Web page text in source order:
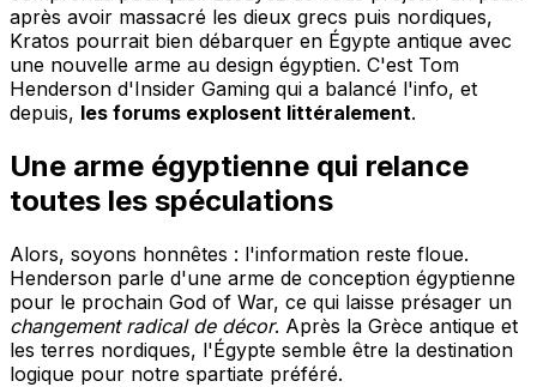
après avoir massacré les dieux grecs puis nordiques,
Kratos pourrait bien débarquer en Égypte antique avec
une nouvelle arme au design égyptien. C'est Tom
Henderson d'Insider Gaming qui a balancé l'info, et
depuis, les forums explosent littéralement.
Une arme égyptienne qui relance
toutes les spéculations
Alors, soyons honnêtes : l'information reste floue.
Henderson parle d'une arme de conception égyptienne
pour le prochain God of War, ce qui laisse présager un
changement radical de décor. Après la Grèce antique et
les terres nordiques, l'Égypte semble être la destination
logique pour notre spartiate préféré.